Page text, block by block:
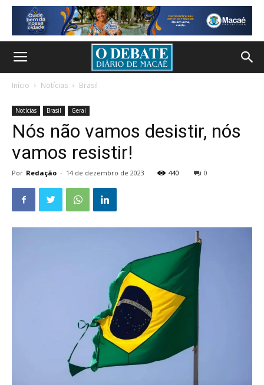
Início Notícias Brasil
Notícias Brasil Geral
Nós não vamos desistir, nós
vamos resistir!
Por Redação - 14 de dezembro de 2023 440 0